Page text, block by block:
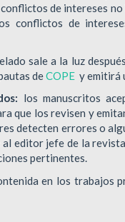
de intereses
conflictos de
sale a la luz
deCOPE y emitirá
los manuscritos
que los revisen y
detecten errores o
editor jefe de la
pertinentes.
en los trabajos